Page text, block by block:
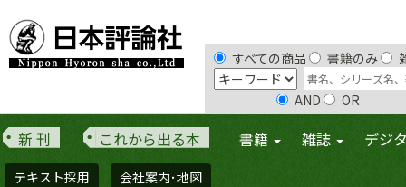
すべての商品 書籍のみ
AND OR
新 刊 これから出る本 書籍 雑誌 デジ
テキスト採用 会社案内･地図